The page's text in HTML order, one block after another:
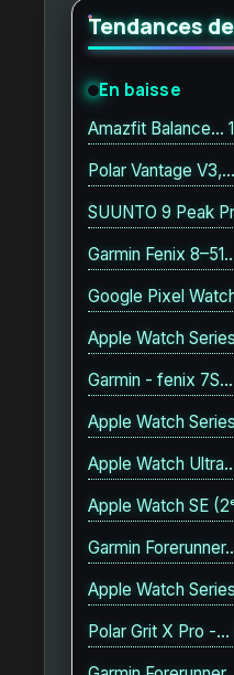
Tendances
En baisse
Amazfit Balance…
Polar Vantage
SUUNTO 9 Peak
Garmin Fenix
Google Pixel
Apple Watch
Garmin - fenix
Apple Watch
Apple Watch
Apple Watch SE
Garmin
Apple Watch
Polar Grit X Pro -